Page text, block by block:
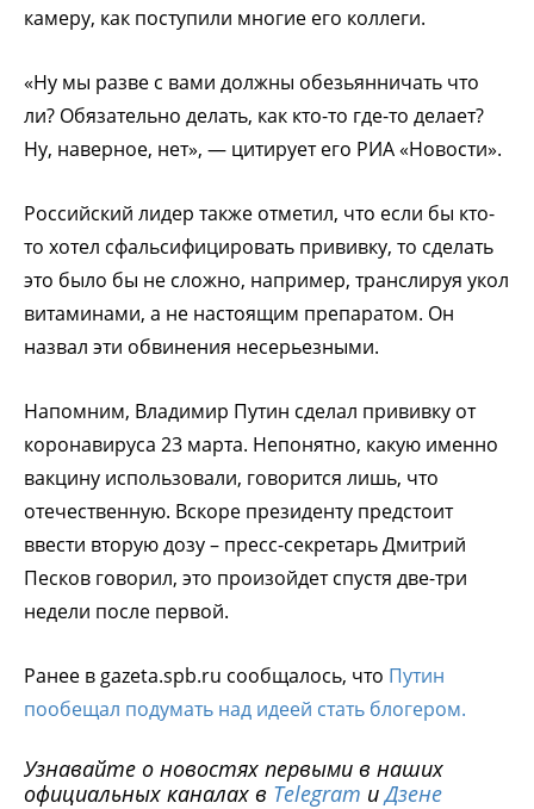
камеру, как поступили многие его коллеги.
«Ну мы разве с вами должны обезьянничать что
ли? Обязательно делать, как кто-то где-то делает?
Ну, наверное, нет», — цитирует его РИА «Новости».
Российский лидер также отметил, что если бы кто-
то хотел сфальсифицировать прививку, то сделать
это было бы не сложно, например, транслируя укол
витаминами, а не настоящим препаратом. Он
назвал эти обвинения несерьезными.
Напомним, Владимир Путин сделал прививку от
коронавируса 23 марта. Непонятно, какую именно
вакцину использовали, говорится лишь, что
отечественную. Вскоре президенту предстоит
ввести вторую дозу – пресс-секретарь Дмитрий
Песков говорил, это произойдет спустя две-три
недели после первой.
Ранее в gazeta.spb.ru сообщалось, что Путин
пообещал подумать над идеей стать блогером.
Узнавайте о новостях первыми в наших
официальных каналах в Telegram иДзене